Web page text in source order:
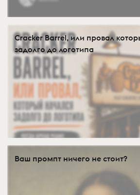
Cracker Barrel, или провал
задолго до логотипа
Ваш промпт ничего не стоит?